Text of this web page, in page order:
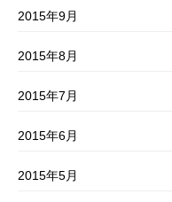
2015年9月
2015年8月
2015年7月
2015年6月
2015年5月